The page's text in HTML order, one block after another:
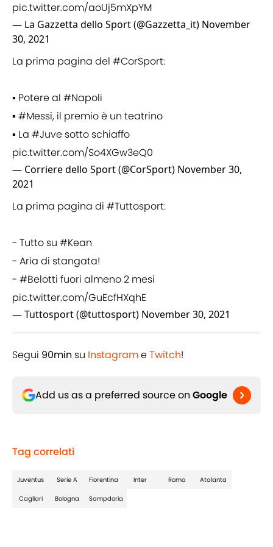
pic.twitter.com/aoUj5mXpYM
— La Gazzetta dello Sport (@Gazzetta_it) November
30, 2021
La prima pagina del #CorSport:
▪️ Potere al #Napoli
▪️ #Messi, il premio è un teatrino
▪️ La #Juve sotto schiaffo
pic.twitter.com/So4XGw3eQ0
— Corriere dello Sport (@CorSport) November 30,
2021
La prima pagina di #Tuttosport:
- Tutto su #Kean
- Aria di stangata!
- #Belotti fuori almeno 2 mesi
pic.twitter.com/GuEcfHXqhE
— Tuttosport (@tuttosport) November 30, 2021
Segui 90min su InstagrameTwitch!
Add us as a preferred source on Google
Tag correlati
Juventus Serie A Fiorentina Inter Roma Atalanta
Cagliari Bologna Sampdoria